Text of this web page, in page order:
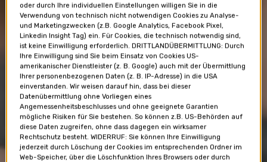
oder durch Ihre individuellen Einstellungen willigen Sie in die
Verwendung von technisch nicht notwendigen Cookies zu Analyse-
und Marketingzwecken (z.B. Google Analytics, Facebook Pixel,
Linkedin Insight Tag) ein. Für Cookies, die technisch notwendig sind,
ist keine Einwilligung erforderlich. DRITTLANDÜBERMITTLUNG: Durch
Ihre Einwilligung sind Sie beim Einsatz von Cookies US-
amerikanischer Dienstleister (z. B. Google) auch mit der Übermittlung
Ihrer personenbezogenen Daten (z. B. IP-Adresse) in die USA
einverstanden. Wir weisen darauf hin, dass bei dieser
Datenübermittlung ohne Vorliegen eines
Angemessenheitsbeschlusses und ohne geeignete Garantien
mögliche Risiken für Sie bestehen. So können z.B. US-Behörden auf
diese Daten zugreifen, ohne dass dagegen ein wirksamer
Rechtschutz besteht. WIDERRUF: Sie können Ihre Einwilligung
jederzeit durch Löschung der Cookies im entsprechenden Ordner im
Web-Speicher, über die Löschfunktion Ihres Browsers oder durch